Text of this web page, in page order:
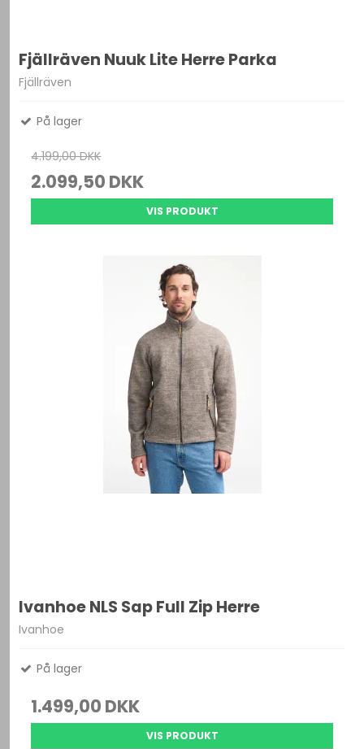
Fjällräven Nuuk Lite Herre Parka
Fjällräven
På lager
4.199,00 DKK
2.099,50 DKK
VIS PRODUKT
Ivanhoe NLS Sap Full Zip Herre
Ivanhoe
På lager
1.499,00 DKK
VIS PRODUKT